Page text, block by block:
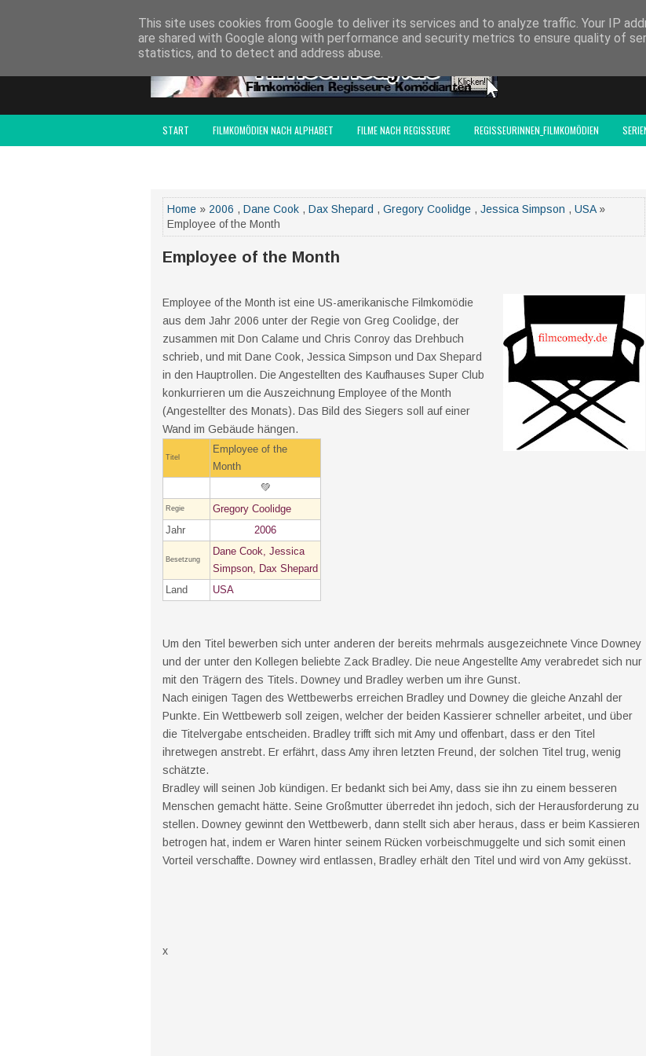
SITCOMSERIEN.DE DRAMEDY-SERIEN.DE SF-ACTIONFILM.DE
START FILMKOMÖDIEN NACH ALPHABET FILME NACH REGISSEURE REGISSEURINNEN_FILMKOMÖDIEN
Home » 2006 , Dane Cook , Dax Shepard , Gregory Coolidge , Jessica Simpson , USA»
Employee of the Month
Employee of the Month
Employee of the Month ist eine US-amerikanische Filmkomödie
aus dem Jahr 2006 unter der Regie von Greg Coolidge, der
zusammen mit Don Calame und Chris Conroy das Drehbuch
schrieb, und mit Dane Cook, Jessica Simpson und Dax Shepard
in den Hauptrollen. Die Angestellten des Kaufhauses Super Club
konkurrieren um die Auszeichnung Employee of the Month
(Angestellter des Monats). Das Bild des Siegers soll auf einer
Wand im Gebäude hängen.
Titel
Employee of the
Month
💚
Regie
Gregory Coolidge
Jahr
2006
Besetzung
Dane Cook, Jessica
Simpson, Dax Shepard
Land
USA
Um den Titel bewerben sich unter anderen der bereits mehrmals ausgezeichnete Vince Downey
und der unter den Kollegen beliebte Zack Bradley. Die neue Angestellte Amy verabredet sich nur
mit den Trägern des Titels. Downey und Bradley werben um ihre Gunst.
Nach einigen Tagen des Wettbewerbs erreichen Bradley und Downey die gleiche Anzahl der
Punkte. Ein Wettbewerb soll zeigen, welcher der beiden Kassierer schneller arbeitet, und über
die Titelvergabe entscheiden. Bradley trifft sich mit Amy und offenbart, dass er den Titel
ihretwegen anstrebt. Er erfährt, dass Amy ihren letzten Freund, der solchen Titel trug, wenig
schätzte.
Bradley will seinen Job kündigen. Er bedankt sich bei Amy, dass sie ihn zu einem besseren
Menschen gemacht hätte. Seine Großmutter überredet ihn jedoch, sich der Herausforderung zu
stellen. Downey gewinnt den Wettbewerb, dann stellt sich aber heraus, dass er beim Kassieren
betrogen hat, indem er Waren hinter seinem Rücken vorbeischmuggelte und sich somit einen
Vorteil verschaffte. Downey wird entlassen, Bradley erhält den Titel und wird von Amy geküsst.
x
This site uses cookies from Google to deliver its services and to analyze traffic. Your IP
are shared with Google along with performance and security metrics to ensure quality of
statistics, and to detect and address abuse.